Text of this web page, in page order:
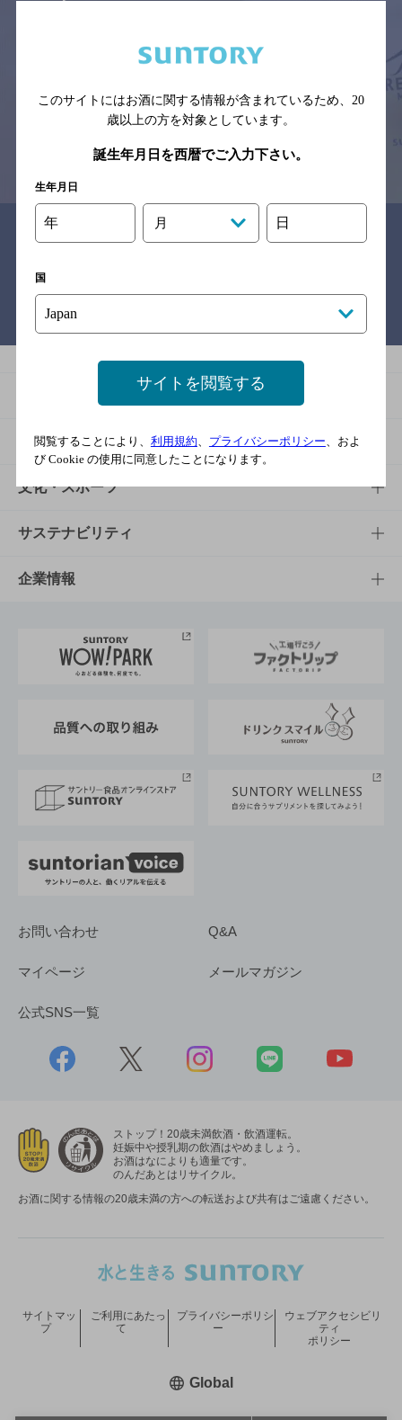
サイトマップ
念のためお店にご確認の上ご来店くださいますようお願い申し上げま
す。
情報提供：ぐるなび
関連リンク
商品TOP
商品一覧
商品発売情報
栄養成分一覧
知る・楽しむ
知る・楽しむTOP
キャンペーン
工場見学
地域情報
文化・スポーツ
文化・スポーツTOP
サントリーホール
サントリーサンバーズ大阪
サステナビリティ
サステナビリティTOP
サントリーが考えるサステナビリティ経営
企業情報
企業概要
採用情報
お問い合わせ Q&A
マイページ メールマガジン
公式SNS一覧
ストップ！20歳未満飲酒・飲酒運転。
妊娠中や授乳期の飲酒はやめましょう。
お酒はなによりも適量です。
のんだあとはリサイクル。
お酒に関する情報の20歳未満の方への転送および共有はご遠慮ください。
サイトマッ
プ
ご利用にあたっ
て
プライバシーポリシ
ー
ウェブアクセシビリ
ティ
ポリシー
Global新しいウィンドウで開く
このサイトにはお酒に関する情報が含まれているため、 20
歳以上の方を対象としています。
誕生年月日を西暦でご入力下さい。
生年月日
年 月 日
国
サイトを閲覧する
閲覧することにより、 利用規約 プライバシーポリシー 、およ
び Cookie の使用に同意したことになります。